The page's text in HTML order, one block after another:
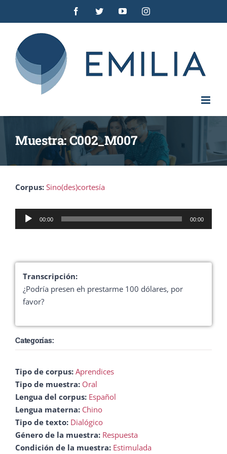
FacebookTwitterYouTubeInstagram
Muestra: C002_M007
Corpus: Sino(des)cortesía
Reproductor
de
00:00 00:00
Transcripción:
¿Podría presen eh prestarme 100 dólares, por
favor?
Categorías:
Tipo de corpus: Aprendices
Tipo de muestra: Oral
Lengua del corpus: Español
Lengua materna: Chino
Tipo de texto: Dialógico
Género de la muestra: Respuesta
Condición de la muestra: Estimulada